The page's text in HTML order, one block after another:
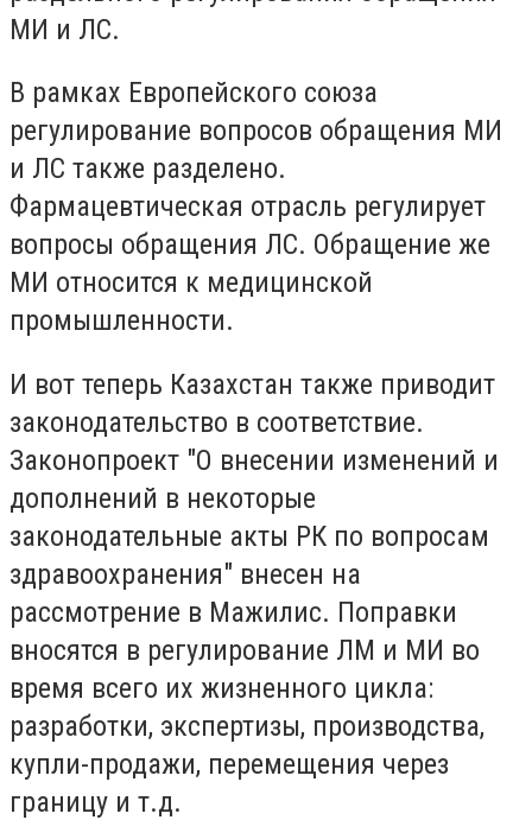
МИ и ЛС.
В рамках Европейского союза
регулирование вопросов обращения МИ
и ЛС также разделено.
Фармацевтическая отрасль регулирует
вопросы обращения ЛС. Обращение же
МИ относится к медицинской
промышленности.
И вот теперь Казахстан также приводит
законодательство в соответствие.
Законопроект "О внесении изменений и
дополнений в некоторые
законодательные акты РК по вопросам
здравоохранения" внесен на
рассмотрение в Мажилис. Поправки
вносятся в регулирование ЛМ и МИ во
время всего их жизненного цикла:
разработки, экспертизы, производства,
купли-продажи, перемещения через
границу и т.д.